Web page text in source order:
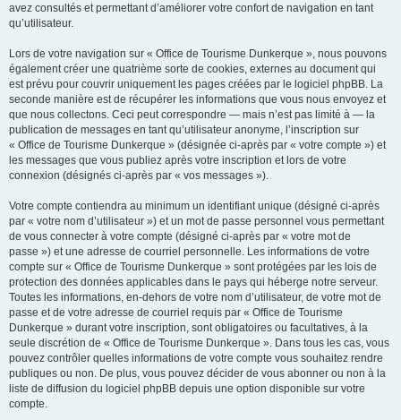
avez consultés et permettant d’améliorer votre confort de navigation en tant
qu’utilisateur.
Lors de votre navigation sur « Office de Tourisme Dunkerque », nous pouvons
également créer une quatrième sorte de cookies, externes au document qui
est prévu pour couvrir uniquement les pages créées par le logiciel phpBB. La
seconde manière est de récupérer les informations que vous nous envoyez et
que nous collectons. Ceci peut correspondre — mais n’est pas limité à — la
publication de messages en tant qu’utilisateur anonyme, l’inscription sur
« Office de Tourisme Dunkerque » (désignée ci-après par « votre compte ») et
les messages que vous publiez après votre inscription et lors de votre
connexion (désignés ci-après par « vos messages »).
Votre compte contiendra au minimum un identifiant unique (désigné ci-après
par « votre nom d’utilisateur ») et un mot de passe personnel vous permettant
de vous connecter à votre compte (désigné ci-après par « votre mot de
passe ») et une adresse de courriel personnelle. Les informations de votre
compte sur « Office de Tourisme Dunkerque » sont protégées par les lois de
protection des données applicables dans le pays qui héberge notre serveur.
Toutes les informations, en-dehors de votre nom d’utilisateur, de votre mot de
passe et de votre adresse de courriel requis par « Office de Tourisme
Dunkerque » durant votre inscription, sont obligatoires ou facultatives, à la
seule discrétion de « Office de Tourisme Dunkerque ». Dans tous les cas, vous
pouvez contrôler quelles informations de votre compte vous souhaitez rendre
publiques ou non. De plus, vous pouvez décider de vous abonner ou non à la
liste de diffusion du logiciel phpBB depuis une option disponible sur votre
compte.